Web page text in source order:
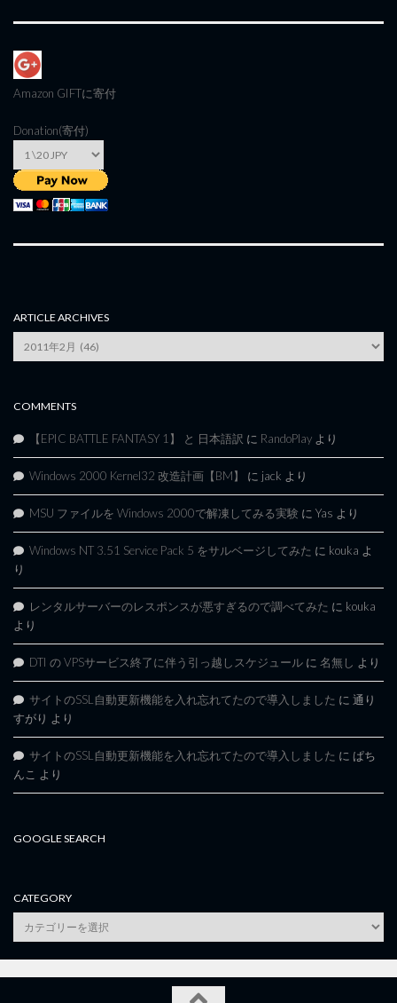
Amazon GIFTに寄付
Donation(寄付)
ARTICLE ARCHIVES
Article
Archives
COMMENTS
【EPIC BATTLE FANTASY 1】 と 日本語訳 に RandoPlay より
Windows 2000 Kernel32 改造計画【BM】 に jack より
MSU ファイルを Windows 2000で解凍してみる実験 に Yas より
Windows NT 3.51 Service Pack 5 をサルベージしてみた に kouka よ
り
レンタルサーバーのレスポンスが悪すぎるので調べてみた に kouka
より
DTI の VPSサービス終了に伴う引っ越しスケジュール に 名無し より
サイトのSSL自動更新機能を入れ忘れてたので導入しました に 通り
すがり より
サイトのSSL自動更新機能を入れ忘れてたので導入しました に ぱち
んこ より
GOOGLE SEARCH
CATEGORY
category